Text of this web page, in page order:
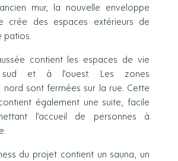
mur, la nouvelle enveloppe
crée des espaces extérieurs de
patios.
contient les espaces de vie
et à l’ouest. Les zones
nord sont fermées sur la rue. Cette
également une suite, facile
l’accueil de personnes à
du projet contient un sauna, un